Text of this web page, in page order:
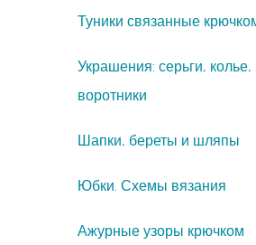
Туники связанные
Украшения: серьги, колье,
воротники
Шапки, береты и шляпы
Юбки. Схемы вязания
Ажурные узоры крючком